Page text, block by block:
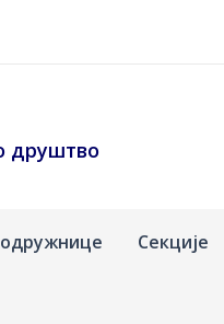
друштво
Секције